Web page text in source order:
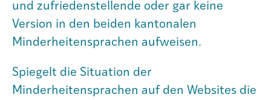
und zufriedenstellende oder gar keine
Version in den beiden kantonalen
Minderheitensprachen aufweisen.
Spiegelt die Situation der
Minderheitensprachen auf den Websites die